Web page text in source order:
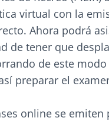
virtual con la
Ahora podrá
de tener que
de este
preparar el
online se emiten